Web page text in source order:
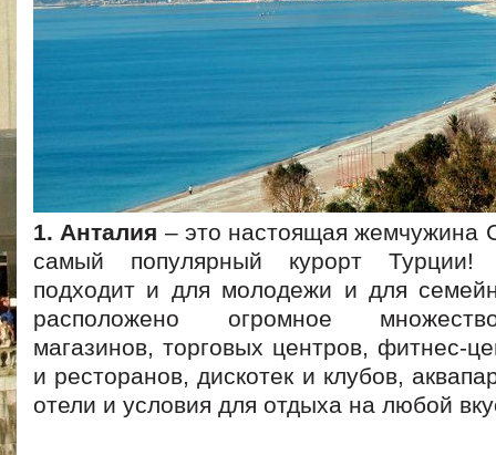
1. Анталия – это настоящая жемчужина
самый популярный курорт Турции!
подходит и для молодежи и для
расположено огромное
магазинов, торговых центров, фитнес-
и ресторанов, дискотек и клубов,
отели и условия для отдыха на любой